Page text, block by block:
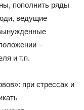
пополнить ряды
ведущие
–
и т.п.
при стрессах и